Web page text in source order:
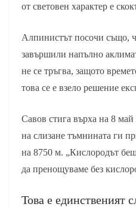
от световен характер е
Алпинистът посочи също,
завършили напълно
не се тръгва, защото
това се е взело решение
Савов стига върха на 8
на слизане тъмнината ги
на 8750 м. „Кислородът
да пренощуваме без
Това е единственият